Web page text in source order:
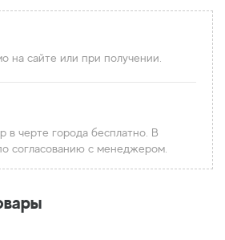
на сайте или при получении.
в черте города бесплатно. В
согласованию с менеджером.